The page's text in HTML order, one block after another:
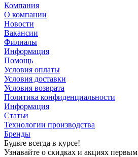
Компания
О компании
Новости
Вакансии
Филиалы
Информация
Помощь
Условия оплаты
Условия доставки
Условия возврата
Политика конфиденциальности
Информация
Статьи
Технологии производства
Бренды
Будьте всегда в курсе!
Узнавайте о скидках и акциях первым